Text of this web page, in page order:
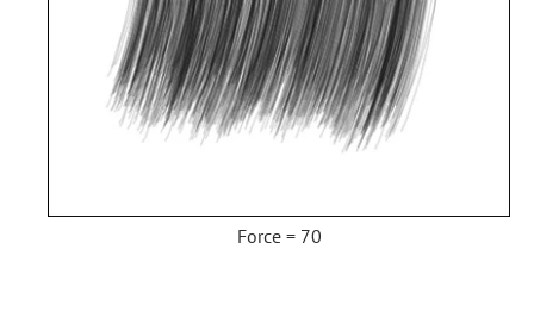
Force = 70